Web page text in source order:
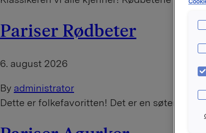
Pariser Rødbeter
6. august 2026
By administrator
Dette er folkefavoritten! Det er en søtere